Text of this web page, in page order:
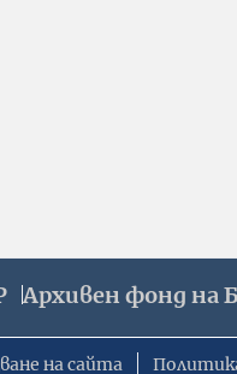
Архивен фонд на
на сайта